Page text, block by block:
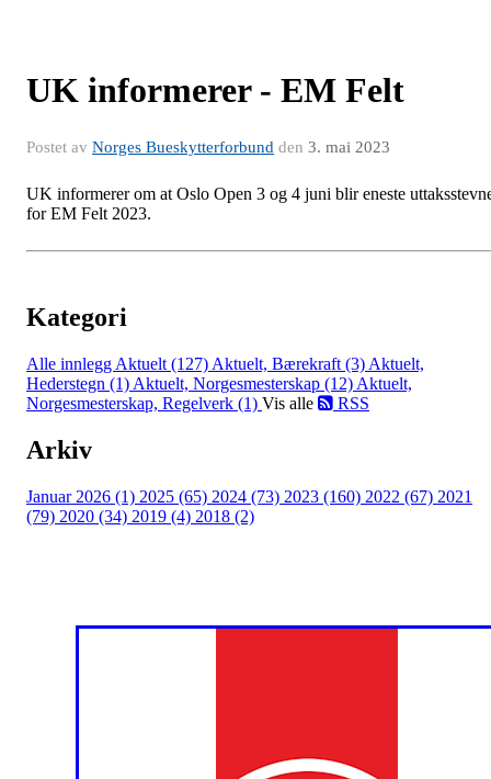
UK informerer - EM Felt
Postet av Norges Bueskytterforbund den 3. mai 2023
UK informerer om at Oslo Open 3 og 4 juni blir eneste
for EM Felt 2023.
Kategori
Alle innlegg Aktuelt (127) Aktuelt, Bærekraft (3) Aktuelt,
Hederstegn (1) Aktuelt, Norgesmesterskap (12) Aktuelt,
Norgesmesterskap, Regelverk (1) Vis alle RSS
Arkiv
Januar 2026 (1) 2025 (65) 2024 (73) 2023 (160) 2022 (67) 2021
(79) 2020 (34) 2019 (4) 2018 (2)